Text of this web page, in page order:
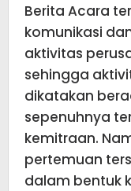
Berita Acara
komunikasi
aktivitas
sehingga
dikatakan
sepenuhnya
kemitraan.
pertemuan
dalam bentuk